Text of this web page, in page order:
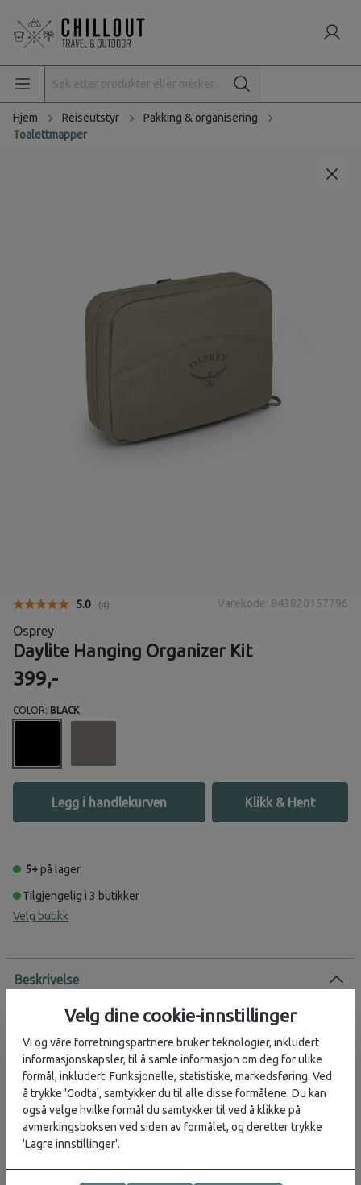
Hjem Reiseutstyr
Pakking & organisering
Toalettmapper
Gjennomsnittskarakter:
5.0 (stemmer:
4) Varekode: 843820157796
Osprey
Daylite Hanging Organizer Kit
399,-
COLOR: BLACK
Legg i handlekurven Klikk & Hent
5+på lager
Tilgjengelig i 3 butikker
Velg butikk
Beskrivelse
Daylite Hanging Organiser Kit er et praktisk, opphengbart
organiseringssett for toalettsaker og reiseutstyr, med glidelåsrom
som hjelper deg å holde tingene dine ryddige og atskilt fra
hverandre. Fôringen på innsiden kan trekkes ut for praktisk
rengjøring mellom hver reise.
Vurderinger
Karakter:
5.0 av 5 mulige
Velg dine cookie-innstillinger
Vi og våre forretningspartnere bruker teknologier, inkludert
informasjonskapsler, til å samle informasjon om deg for ulike
formål, inkludert: Funksjonelle, statistiske, markedsføring. Ved
å trykke 'Godta', samtykker du til alle disse formålene. Du kan
også velge hvilke formål du samtykker til ved å klikke på
avmerkingsboksen ved siden av formålet, og deretter trykke
'Lagre innstillinger'.